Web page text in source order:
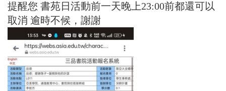
提醒您 書苑日活動前一天晚上23:00前都還可以
取消 逾時不候，謝謝